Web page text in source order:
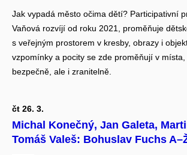
Jak vypadá město očima dětí? Participativní
Vaňová rozvíjí od roku 2021, proměňuje
s veřejným prostorem v kresby, obrazy i
vzpomínky a pocity se zde proměňují v
bezpečně, ale i zranitelně.
čt 26. 3.
Michal Konečný, Jan Galeta,
Tomáš Valeš: Bohuslav Fuchs